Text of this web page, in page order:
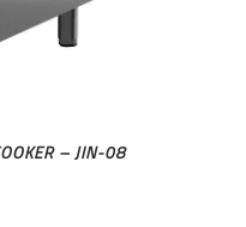
– JIN-08